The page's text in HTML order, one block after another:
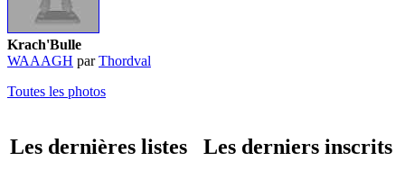
Krach'Bulle
WAAAGH parThordval
Toutes les photos
Les dernières listes Les derniers inscrits